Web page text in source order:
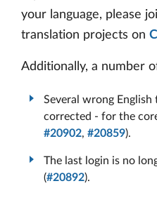
your language, please
translation projects on
Additionally, a number
Several wrong English
corrected - for the
#20902, #20859).
The last login is no
(#20892).